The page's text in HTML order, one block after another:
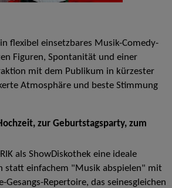
flexibel einsetzbares Musik-Comedy-
Figuren, Spontanität und einer
mit dem Publikum in kürzester
Atmosphäre und beste Stimmung
zur Geburtstagsparty, zum
als ShowDiskothek eine ideale
statt einfachem "Musik abspielen" mit
Gesangs-Repertoire, das seinesgleichen